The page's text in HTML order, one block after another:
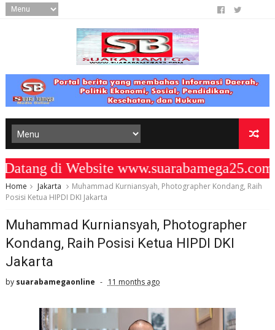
di Website www.suarabamega25.com "
Home Jakarta
Muhammad Kurniansyah, Photographer Kondang, Raih
Posisi Ketua HIPDI DKI Jakarta
Muhammad Kurniansyah, Photographer
Kondang, Raih Posisi Ketua HIPDI DKI
Jakarta
by suarabamegaonline 11 months ago